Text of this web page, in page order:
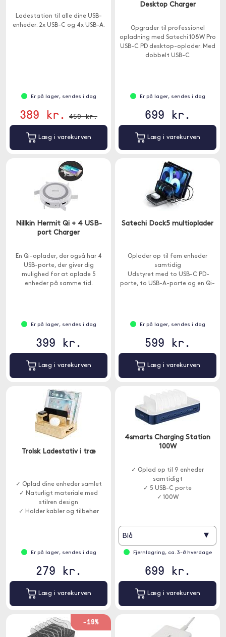
Ladestation til alle dine USB-
enheder. 2x USB-C og 4x USB-A.
Er på lager, sendes i dag
389 kr. 459 kr.
Læg i varekurven
Desktop Charger
Opgrader til professionel
opladning med Satechi 108W Pro
USB-C PD desktop-oplader. Med
dobbelt USB-C
strømdeling.
Er på lager, sendes i dag
699 kr.
Læg i varekurven
Nillkin Hermit Qi + 4 USB-
port Charger
En Qi-oplader, der også har 4
USB-porte, der giver dig
mulighed for at oplade 5
enheder på samme tid.
Er på lager, sendes i dag
399 kr.
Læg i varekurven
Satechi Dock5 multioplader
Oplader op til fem enheder
samtidig
​ Udstyret med to USB-C PD-
porte, to USB-A-porte og en Qi-
Er på lager, sendes i dag
599 kr.
Læg i varekurven
Trolsk Ladestativ i træ
✓ Oplad dine enheder samlet
✓ Naturligt materiale med
stilren design
✓ Holder kabler og tilbehør
Er på lager, sendes i dag
279 kr.
Læg i varekurven
4smarts Charging Station
100W
✓ Oplad op til 9 enheder
samtidigt
✓ 5 USB-C porte
✓ 100W
Blå ▾
Fjernlagring, ca. 3-8 hverdage
699 kr.
Læg i varekurven
-19%